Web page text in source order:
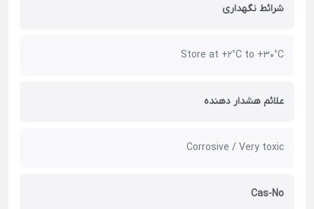
شرائط نگهداری
Store at +2°C to +30°C
علائم هشدار دهنده
Corrosive / Very toxic
Cas-No